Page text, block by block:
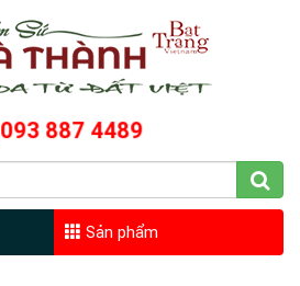
093 887 4489
Sản phẩm